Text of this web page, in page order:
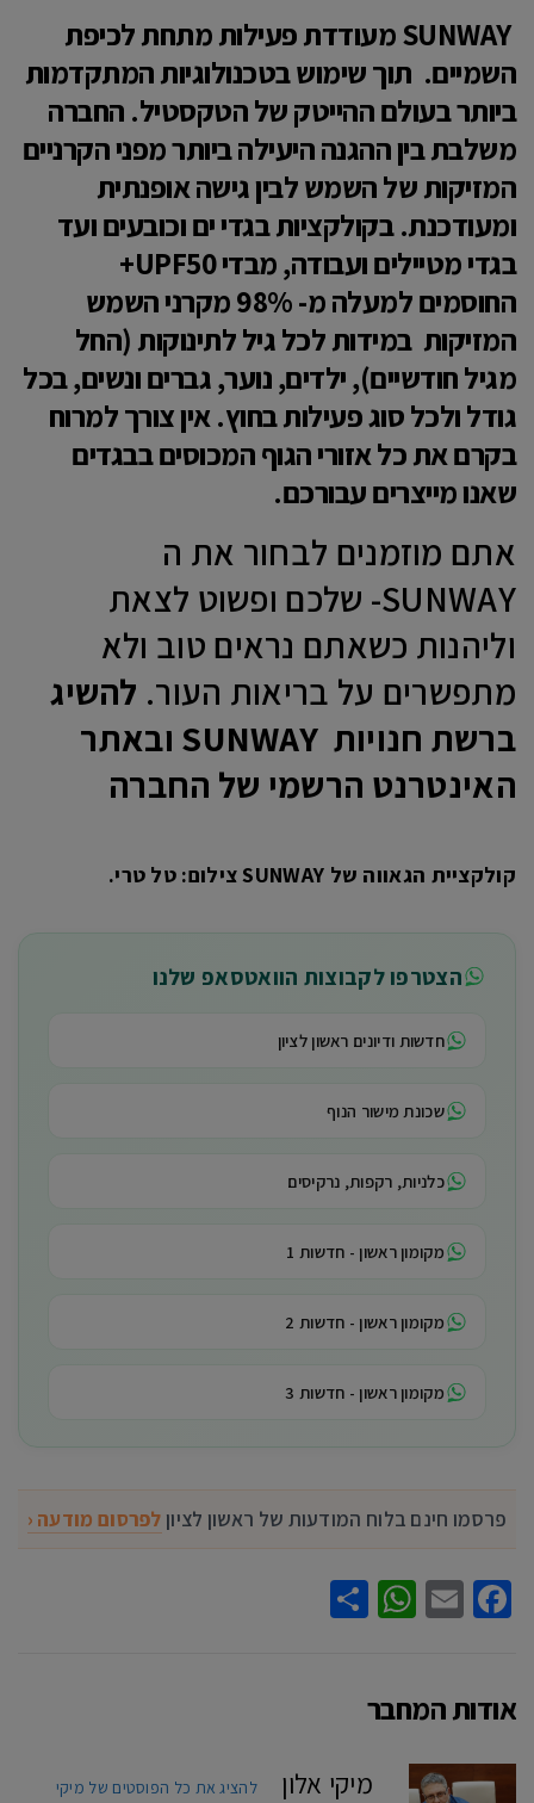
SUNWAY מעודדת פעילות מתחת לכיפת
השמיים. תוך שימוש בטכנולוגיות המתקדמות
ביותר בעולם ההייטק של הטקסטיל. החברה
משלבת בין ההגנה היעילה ביותר מפני הקרניים
המזיקות של השמש לבין גישה אופנתית
ומעודכנת. בקולקציות בגדי ים וכובעים ועד
בגדי מטיילים ועבודה, מבדי UPF50+
החוסמים למעלה מ- 98% מקרני השמש
המזיקות במידות לכל גיל לתינוקות (החל
מגיל חודשיים), ילדים, נוער, גברים ונשים, בכל
גודל ולכל סוג פעילות בחוץ. אין צורך למרוח
בקרם את כל אזורי הגוף המכוסים בבגדים
שאנו מייצרים עבורכם.
אתם מוזמנים לבחור את ה
SUNWAY- שלכם ופשוט לצאת
וליהנות כשאתם נראים טוב ולא
מתפשרים על בריאות העור. להשיג
ברשת חנויות
ובאתר
האינטרנט הרשמי של החברה
קולקציית הגאווה של SUNWAY צילום: טל טרי.
הצטרפו לקבוצות הוואטסאפ שלנו
חדשות ודיונים ראשון לציון
שכונת מישור הנוף
כלניות, רקפות, נרקיסים
מקומון ראשון - חדשות 1
מקומון ראשון - חדשות 2
מקומון ראשון - חדשות 3
פרסמו חינם בלוח המודעות של ראשון לציון לפרסום מודעה ‹
Facebook
Email
WhatsApp
אודות המחבר
מיקי אלון
להציג את כל הפוסטים של מיקי